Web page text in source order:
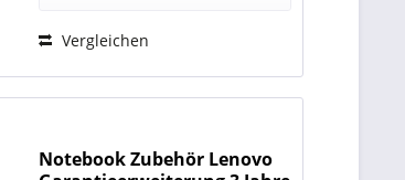
Vergleichen
Notebook Zubehör Lenovo